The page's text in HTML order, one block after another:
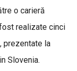
o carieră
realizate cinci
prezentate la
Slovenia.